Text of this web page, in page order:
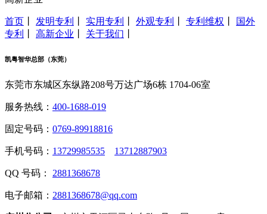
首页 发明专利 实用专利 外观专利 专利维权
国外
专利
高新企业 关于我们
凯粤智华总部（东莞）
东莞市东城区东纵路208号万达广场6栋 1704-06室
服务热线： 400-1688-019
固定号码： 0769-89918816
手机号码： 13729985535 13712887903
QQ 号码： 2881368678
电子邮箱： 2881368678@qq.com